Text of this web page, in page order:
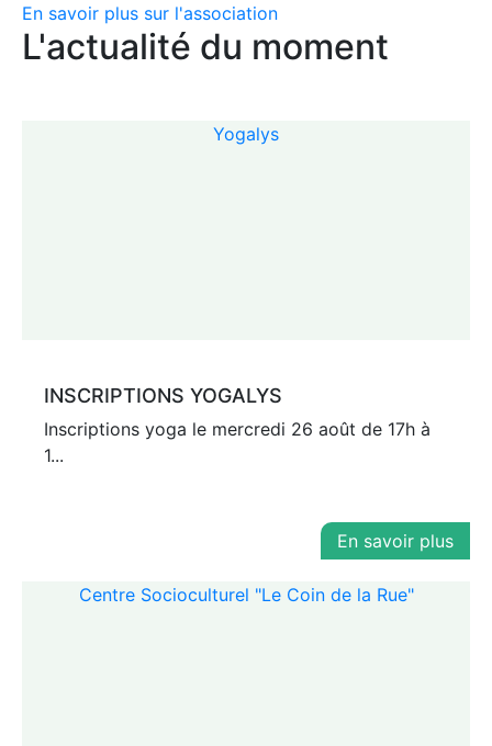
En savoir plus sur l'association
L'actualité du moment
INSCRIPTIONS YOGALYS
Inscriptions yoga le mercredi 26 août de 17h à
1...
En savoir plus
Yogalys
Centre Socioculturel "Le Coin de la Rue"